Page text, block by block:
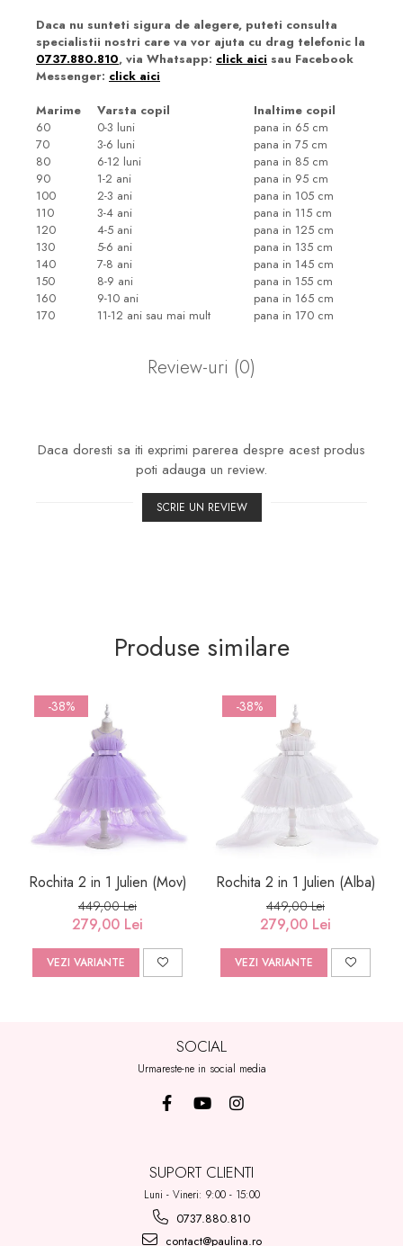
Daca nu sunteti sigura de alegere, puteti consulta
specialistii nostri care va vor ajuta cu drag telefonic la
0737.880.810, via Whatsapp: click aici sau Facebook
Messenger: click aici
Marime
Varsta copil
Inaltime copil
60
0-3 luni
pana in 65 cm
70
3-6 luni
pana in 75 cm
80
6-12 luni
pana in 85 cm
90
1-2 ani
pana in 95 cm
100
2-3 ani
pana in 105 cm
110
3-4 ani
pana in 115 cm
120
4-5 ani
pana in 125 cm
130
5-6 ani
pana in 135 cm
140
7-8 ani
pana in 145 cm
150
8-9 ani
pana in 155 cm
160
9-10 ani
pana in 165 cm
170
11-12 ani sau mai mult pana in 170 cm
Review-uri (0)
Daca doresti sa iti exprimi parerea despre acest produs
poti adauga un review.
SCRIE UN REVIEW
Produse similare
-38%
Rochita 2 in 1 Julien (Mov)
449,00 Lei
279,00 Lei
VEZI VARIANTE
-38%
Rochita 2 in 1 Julien (Alba)
449,00 Lei
279,00 Lei
VEZI VARIANTE
SOCIAL
Urmareste-ne in social media
SUPORT CLIENTI
Luni - Vineri: 9:00 - 15:00
0737.880.810
contact@paulina.ro